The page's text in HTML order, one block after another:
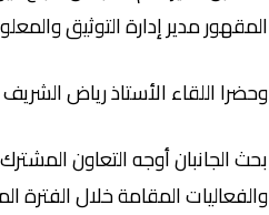
المقهور مدير إدارة التوثيق
وحضرا اللقاء الأستاذ رياض
بحثالجانبان أوجه التعاون
والفعاليات المقامة خلال الفترة